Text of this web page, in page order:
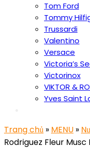
Tom Ford
Tommy
Trussardi
Valentino
Versace
Victoria’s
Victorinox
VIKTOR &
Yves Saint
Trang chủ » MENU »
Rodriguez Fleur